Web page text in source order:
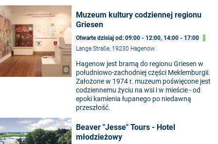
©
Muzeum kultury codziennej regionu
Griesen
Otwarte dzisiaj od: 09:00 - 12:00, 14:00 - 17:00
Lange Straße, 19230 Hagenow
Hagenow jest bramą do regionu Griesen w
południowo-zachodniej części Meklemburgii.
Założone w 1974 r. muzeum poświęcone jest
codziennemu życiu na wsi i w mieście - od
epoki kamienia łupanego po niedawną
przeszłość.
Beaver "Jesse" Tours - Hotel
młodzieżowy